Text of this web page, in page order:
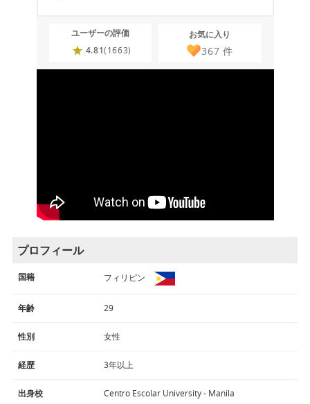
ユーザーの評価
4.81(1663)
お気に入り
367 件
プロフィール
国籍 フィリピン
年齢 29
性別 女性
経歴 3年以上
出身校 Centro Escolar University - Manila